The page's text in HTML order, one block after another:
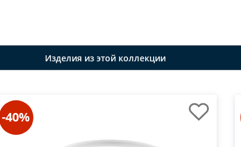
Изделия из этой коллекции
-40%